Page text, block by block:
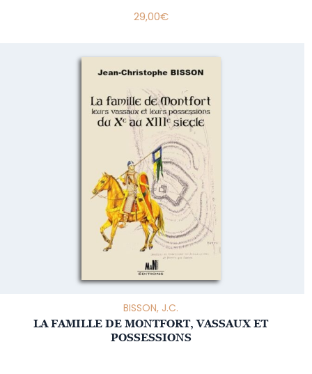
29,00€
BISSON, J.C.
LA FAMILLE DE MONTFORT, VASSAUX ET
POSSESSIONS